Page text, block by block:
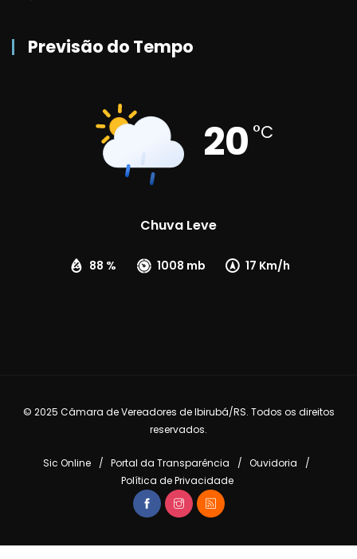
Previsão do Tempo
20 °C
Chuva Leve
88 % 1008 mb 17 Km/h
© 2025 Câmara de Vereadores de Ibirubá/RS. Todos os direitos
reservados.
Sic Online Portal da Transparência
Ouvidoria
Política de Privacidade